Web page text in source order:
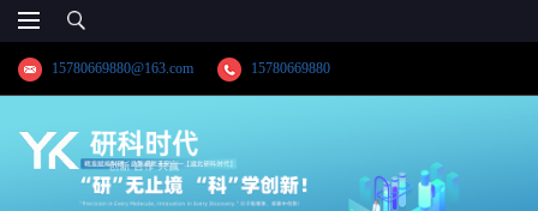
15780669880@163.com 15780669880